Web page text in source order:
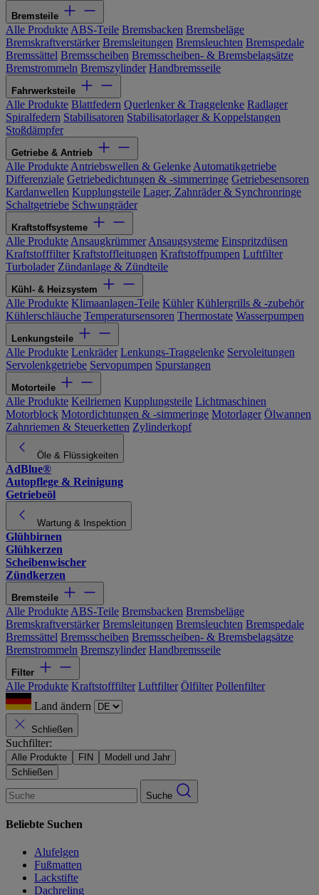
Bremsteile
Alle Produkte ABS-Teile Bremsbacken Bremsbeläge
Bremskraftverstärker Bremsleitungen Bremsleuchten Bremspedale
Bremssättel Bremsscheiben Bremsscheiben- & Bremsbelagsätze
Bremstrommeln Bremszylinder Handbremsseile
Fahrwerksteile
Alle Produkte Blattfedern Querlenker & Traggelenke Radlager
Spiralfedern Stabilisatoren Stabilisatorlager & Koppelstangen
Stoßdämpfer
Getriebe & Antrieb
Alle Produkte Antriebswellen & Gelenke Automatikgetriebe
Differenziale Getriebedichtungen & -simmerringe Getriebesensoren
Kardanwellen Kupplungsteile Lager, Zahnräder & Synchronringe
Schaltgetriebe Schwungräder
Kraftstoffsysteme
Alle Produkte Ansaugkrümmer Ansaugsysteme Einspritzdüsen
Kraftstofffilter Kraftstoffleitungen Kraftstoffpumpen Luftfilter
Turbolader Zündanlage & Zündteile
Kühl- & Heizsystem
Alle Produkte Klimaanlagen-Teile Kühler Kühlergrills & -zubehör
Kühlerschläuche Temperatursensoren Thermostate Wasserpumpen
Lenkungsteile
Alle Produkte Lenkräder Lenkungs-Traggelenke Servoleitungen
Servolenkgetriebe Servopumpen Spurstangen
Motorteile
Alle Produkte Keilriemen Kupplungsteile Lichtmaschinen
Motorblock Motordichtungen & -simmeringe Motorlager Ölwannen
Zahnriemen & Steuerketten Zylinderkopf
Öle & Flüssigkeiten
AdBlue®
Autopflege & Reinigung
Getriebeöl
Wartung & Inspektion
Glühbirnen
Glühkerzen
Scheibenwischer
Zündkerzen
Bremsteile
Alle Produkte ABS-Teile Bremsbacken Bremsbeläge
Bremskraftverstärker Bremsleitungen Bremsleuchten Bremspedale
Bremssättel Bremsscheiben Bremsscheiben- & Bremsbelagsätze
Bremstrommeln Bremszylinder Handbremsseile
Filter
Alle Produkte Kraftstofffilter Luftfilter Ölfilter Pollenfilter
Land ändern
Schließen
Suchfilter:
Alle Produkte FIN
Modell und Jahr
Schließen
Suche
Beliebte Suchen
Alufelgen
Fußmatten
Lackstifte
Dachreling